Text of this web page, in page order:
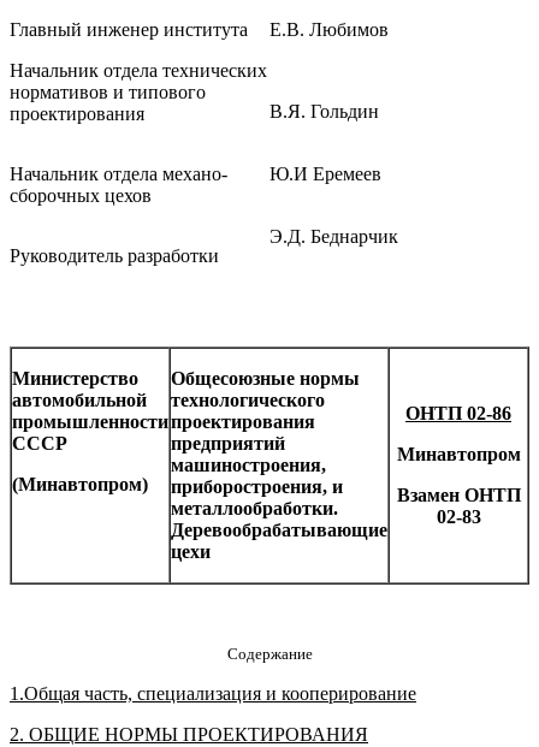
Главный инженер института
Е.В. Любимов
Начальник отдела технических
нормативов и типового
проектирования
В.Я. Гольдин
Начальник отдела механо-
сборочных цехов
Ю.И Еремеев
Руководитель разработки
Э.Д. Беднарчик
Министерство
автомобильной
промышленности
СССР
(Минавтопром)
Общесоюзные нормы
технологического
проектирования
предприятий
машиностроения,
приборостроения, и
металлообработки.
Деревообрабатывающие
цехи
ОНТП 02-86
Минавтопром
Взамен ОНТП
02-83
Содержание
1.Общая часть, специализация и кооперирование
2. ОБЩИЕ HOPMЫ ПРОЕКТИРОВАНИЯ